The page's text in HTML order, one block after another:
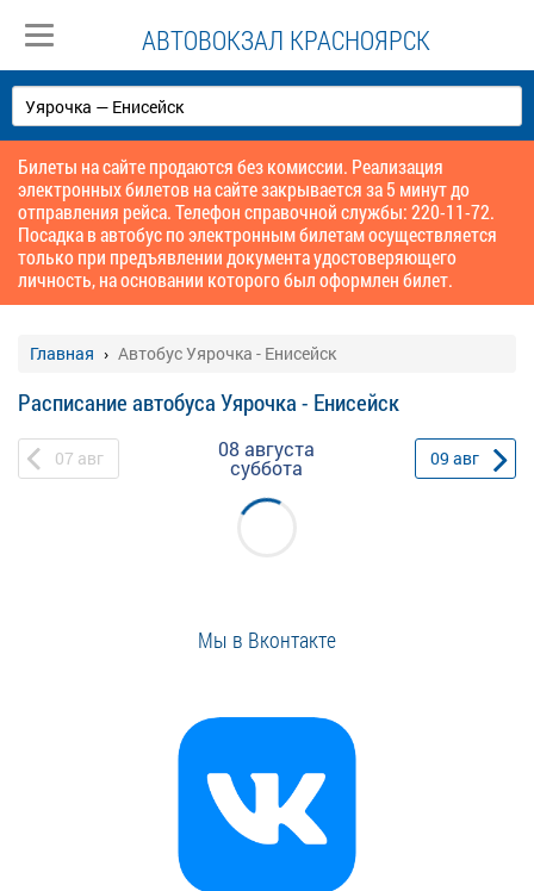
АВТОВОКЗАЛ КРАСНОЯРСК
Билеты на сайте продаются без комиссии. Реализация
электронных билетов на сайте закрывается за 5 минут до
отправления рейса. Телефон справочной службы: 220-11-72.
Посадка в автобус по электронным билетам осуществляется
только при предъявлении документа удостоверяющего
личность, на основании которого был оформлен билет.
Главная Автобус Уярочка - Енисейск
Расписание автобуса Уярочка - Енисейск
07 авг 08 августа
суббота 09 авг
Мы в Вконтакте